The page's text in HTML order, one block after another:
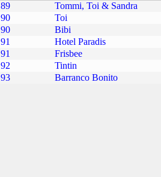
89 Tommi, Toi & Sandra
90 Toi
90 Bibi
91 Hotel Paradis
91 Frisbee
92 Tintin
93 Barranco Bonito